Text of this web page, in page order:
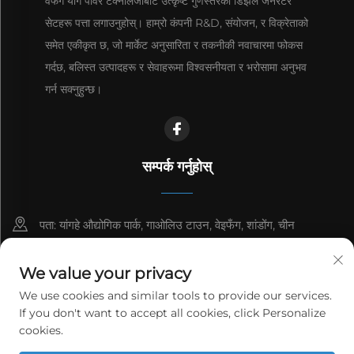
सेटहरू पत्ता लगाउनुहोस्। हाम्रो कंपनी R&D, संयोजन, र विक्रेताको
समेत एकीकृत छ, जो मार्केट अनुसारिता र तकनीकी नवाचारमा फोकस
गर्दछ, बलिस्त उत्पादहरू र सेवाहरूमा विश्वसनीयता र भरोसामा अनुभव
गर्न सक्नुहुन्छ।
सम्पर्क गर्नुहोस्
पता: यांगहे औद्योगिक पार्क, गाओलिउ टाउन, वेइफँग, शांडोंग, चीन
[email protected]
We value your privacy
We use cookies and similar tools to provide our services.
If you don't want to accept all cookies, click Personalize
cookies.